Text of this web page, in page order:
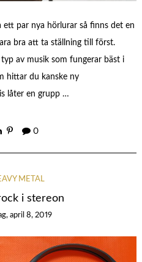
par nya hörlurar så finns det en
bra att ta ställning till först.
av musik som fungerar bäst i
hittar du kanske ny
låter en grupp …
0
METAL
i stereon
april 8, 2019